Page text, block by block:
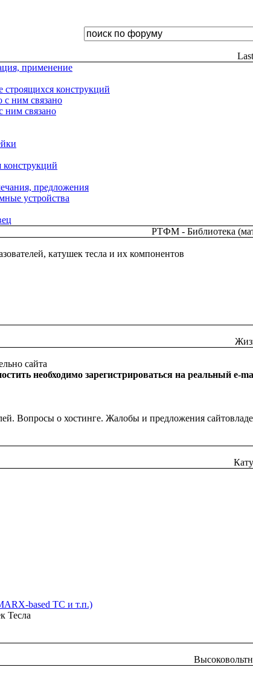
применение
конструкций
с ним связано
ним связано
конструкций
предложения
устройства
РТФМ - Библиотека
катушек тесла и их компонентов
сайта
необходимо зарегистрироваться на реальный e-
Вопросы о хостинге. Жалобы и предложения
based TC и т.п.)
Тесла